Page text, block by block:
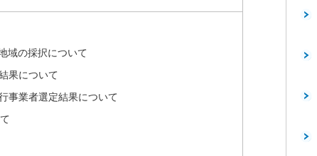
域の採択について
果について
事業者選定結果について